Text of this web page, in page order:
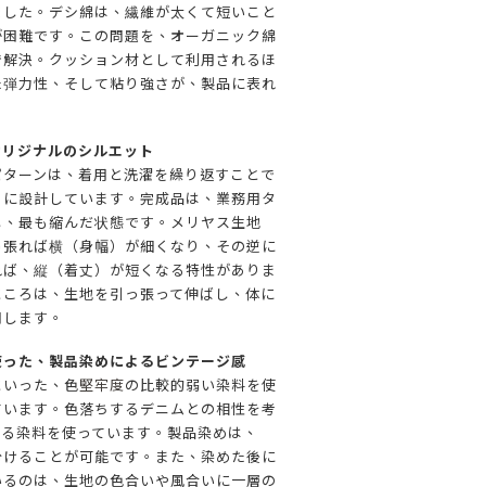
た。デシ綿は、繊維が太くて短いこと
難です。この問題を、オーガニック綿
決。クッション材として利用されるほ
力性、そして粘り強さが、製品に表れ
ジナルのシルエット
ーンは、着用と洗濯を繰り返すことで
設計しています。完成品は、業務用タ
最も縮んだ状態です。メリヤス生地
れば横（身幅）が細くなり、その逆に
、縦（着丈）が短くなる特性がありま
ろは、生地を引っ張って伸ばし、体に
ます。
た、製品染めによるビンテージ感
いった、色堅牢度の比較的弱い染料を使
ます。色落ちするデニムとの相性を考
染料を使っています。製品染めは、
ることが可能です。また、染めた後に
のは、生地の色合いや風合いに一層の